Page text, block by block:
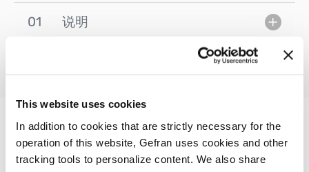
This website uses cookies
In addition to cookies that are strictly necessary for the
operation of this website, Gefran uses cookies and other
tracking tools to personalize content. We also share
01 说明
其他产品
您可能会感兴趣